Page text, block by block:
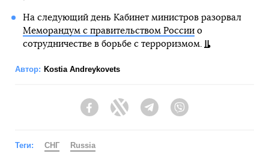
На следующий день Кабинет министров разорвал
Меморандум с правительством Россиио
сотрудничестве в борьбе с терроризмом.
Автор: Kostia Andreykovets
FacebookTwitter Telegram
Теги: СНГ Russia